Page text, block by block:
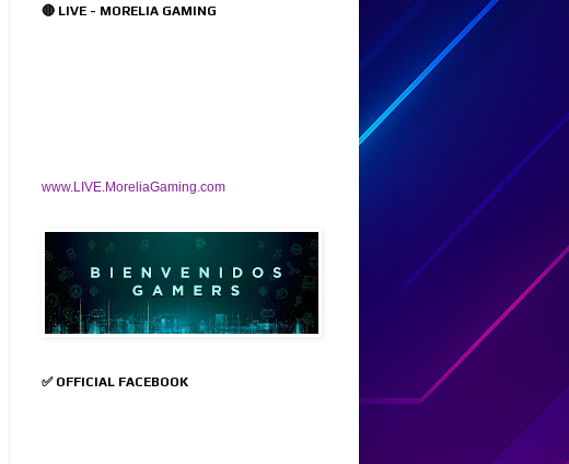
🔴 LIVE - MORELIA GAMING
www.LIVE.MoreliaGaming.com
✅ OFFICIAL FACEBOOK